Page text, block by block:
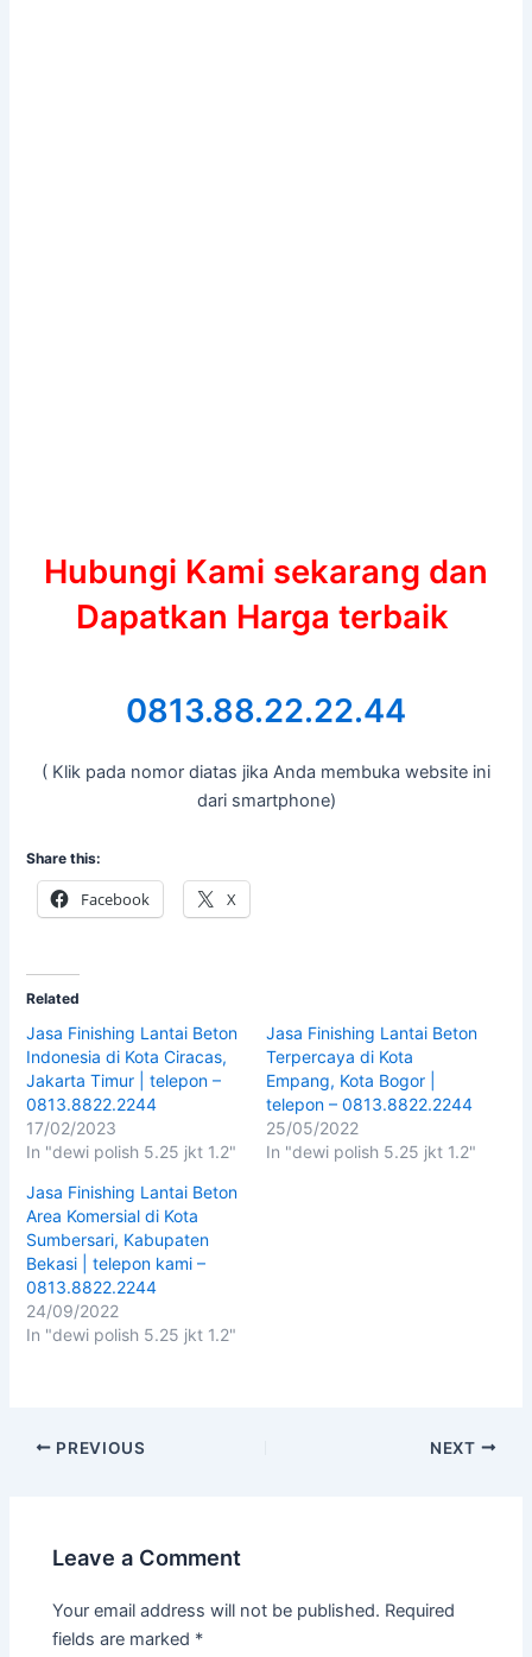
Hubungi Kami sekarang dan
Dapatkan Harga terbaik
0813.88.22.22.44
( Klik pada nomor diatas jika Anda membuka website ini
dari smartphone)
Share this:
Facebook X
Related
Jasa Finishing Lantai Beton
Indonesia di Kota Ciracas,
Jakarta Timur | telepon –
0813.8822.2244
17/02/2023
In "dewi polish 5.25 jkt 1.2"
Jasa Finishing Lantai Beton
Terpercaya di Kota
Empang, Kota Bogor |
telepon – 0813.8822.2244
25/05/2022
In "dewi polish 5.25 jkt 1.2"
Jasa Finishing Lantai Beton
Area Komersial di Kota
Sumbersari, Kabupaten
Bekasi | telepon kami –
0813.8822.2244
24/09/2022
In "dewi polish 5.25 jkt 1.2"
PREVIOUS NEXT
Leave a Comment
Your email address will not be published. Required
fields are marked *